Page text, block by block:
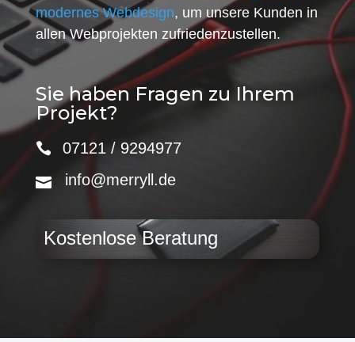
modernes Webdesign, um unsere Kunden in
allen Webprojekten zufriedenzustellen.
Sie haben Fragen zu Ihrem
Projekt?
07121 / 9294977
info@merryll.de
Kostenlose Beratung